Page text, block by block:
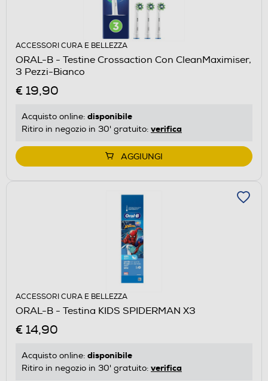
ACCESSORI CURA E BELLEZZA
ORAL-B - Testine Crossaction Con CleanMaximiser,
3 Pezzi-Bianco
€ 19,90
Acquisto online: disponibile
Ritiro in negozio in 30' gratuito: verifica
AGGIUNGI
ACCESSORI CURA E BELLEZZA
ORAL-B - Testina KIDS SPIDERMAN X3
€ 14,90
Acquisto online: disponibile
Ritiro in negozio in 30' gratuito: verifica